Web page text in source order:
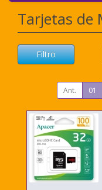
Tarjetas de
Filtro
Ant. 01